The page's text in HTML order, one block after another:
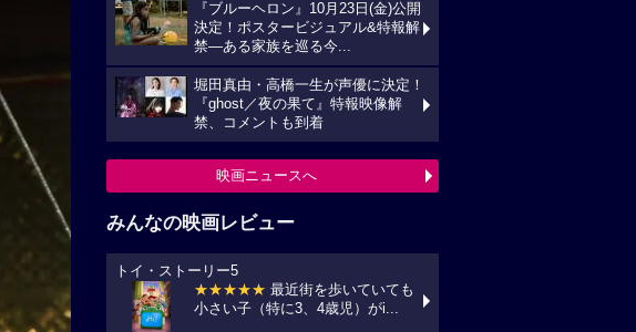
『ブルーヘロン』10月23日(金)公開
決定！ポスタービジュアル&特報解
禁―ある家族を巡る今...
堀田真由・高橋一生が声優に決定！
『ghost／夜の果て』特報映像解
禁、コメントも到着
映画ニュースへ
みんなの映画レビュー
トイ・ストーリー5
★★★★★ 最近街を歩いていても
小さい子（特に3、4歳児）がi...